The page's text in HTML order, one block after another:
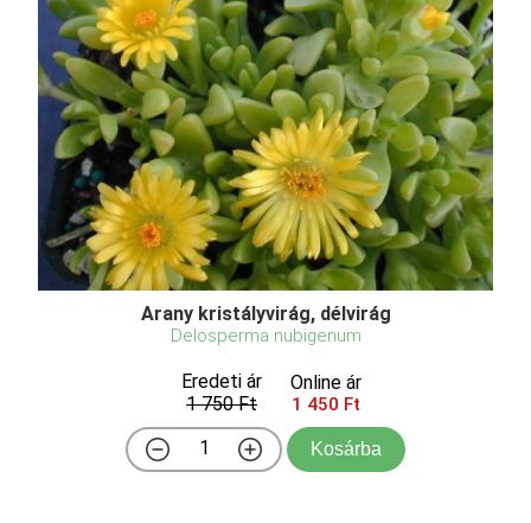
Arany kristályvirág, délvirág
Delosperma nubigenum
Eredeti ár
1 750 Ft
Online ár
1 450 Ft
Kosárba